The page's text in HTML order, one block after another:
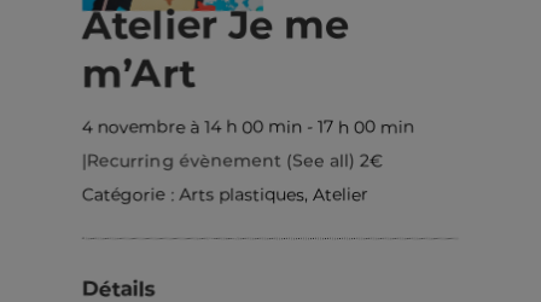
Atelier Je me
m’Art
4 novembre à 14 h 00 min - 17 h 00 min
|Recurring évènement (See all) 2€
Catégorie : Arts plastiques, Atelier
Détails